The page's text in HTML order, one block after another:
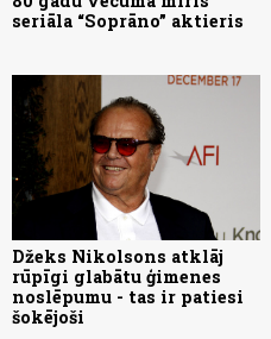
seriāla “Soprāno” aktieris
Džeks Nikolsons atklāj
rūpīgi glabātu ģimenes
noslēpumu - tas ir patiesi
šokējoši